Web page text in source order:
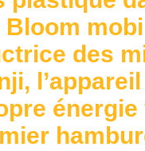
Bloom
des